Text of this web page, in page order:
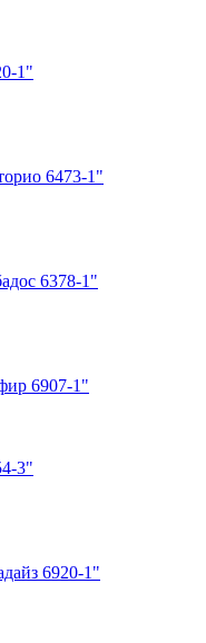
1"
6473-1"
6378-1"
6907-1"
3"
6920-1"